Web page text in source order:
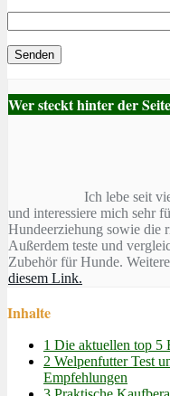
Wer steckt hinter der
Ich lebe seit
und interessiere mich sehr
Hundeerziehung sowie die
Außerdem teste und
Zubehör für Hunde.
diesem Link.
Inhalte
1 Die aktuellen top 5
2 Welpenfutter Test
Empfehlungen